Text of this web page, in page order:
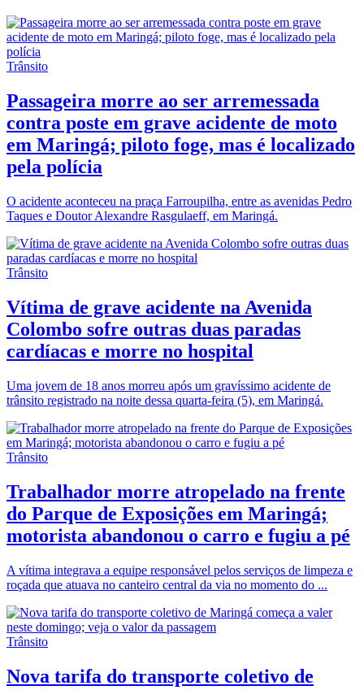
Trânsito
Passageira morre ao ser arremessada
contra poste em grave acidente de moto
em Maringá; piloto foge, mas é localizado
pela polícia
O acidente aconteceu na praça Farroupilha, entre as avenidas Pedro
Taques e Doutor Alexandre Rasgulaeff, em Maringá.
Trânsito
Vítima de grave acidente na Avenida
Colombo sofre outras duas paradas
cardíacas e morre no hospital
Uma jovem de 18 anos morreu após um gravíssimo acidente de
trânsito registrado na noite dessa quarta-feira (5), em Maringá.
Trânsito
Trabalhador morre atropelado na frente
do Parque de Exposições em Maringá;
motorista abandonou o carro e fugiu a pé
A vítima integrava a equipe responsável pelos serviços de limpeza e
roçada que atuava no canteiro central da via no momento do ...
Trânsito
Nova tarifa do transporte coletivo de